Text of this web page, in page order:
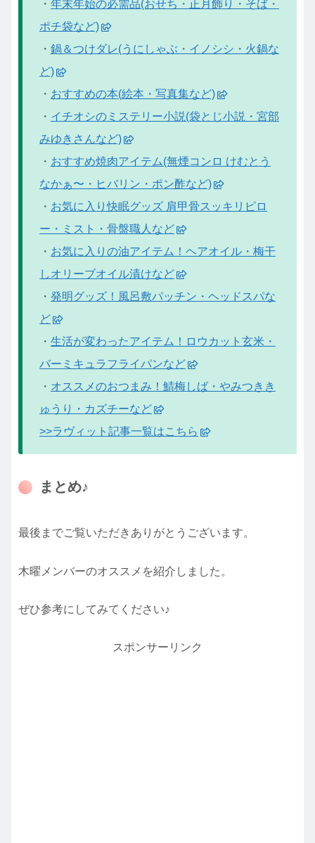
・ 年末年始の必需品(おせち・正月飾り・そば・
ポチ袋など)
・ 鍋＆つけダレ(うにしゃぶ・イノシシ・火鍋な
ど)
・ おすすめの本(絵本・写真集など)
・ イチオシのミステリー小説(袋とじ小説・宮部
みゆきさんなど)
・ おすすめ焼肉アイテム(無煙コンロ けむとう
なかぁ〜・ヒバリン・ポン酢など)
・ お気に入り快眠グッズ 肩甲骨スッキリピロ
ー・ミスト・骨盤職人など
・ お気に入りの油アイテム！ヘアオイル・梅干
しオリーブオイル漬けなど
・ 発明グッズ！風呂敷パッチン・ヘッドスパな
ど
・ 生活が変わったアイテム！ロウカット玄米・
バーミキュラフライパンなど
・ オススメのおつまみ！鯖梅しば・やみつきき
ゅうり・カズチーなど
>>ラヴィット記事一覧はこちら
まとめ♪
最後までご覧いただきありがとうございます。
木曜メンバーのオススメを紹介しました。
ぜひ参考にしてみてください♪
スポンサーリンク